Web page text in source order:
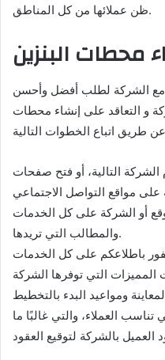
ظن عملائها من كل المناطق.
محطات البنزين
مع الشركة لطلب أفضل وأحسن
و التعاقد على إنشاء محطات
الشركة التالية، أو فتح صفحات
أو الشركة على كل الخدمات
والمطالب التي تريدها.
باطلاعكم على كل الخدمات
ومواعيد البدء بالتخطيط
تناسب العملاء، والتي غالبًا ما